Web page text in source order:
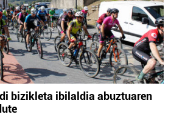
bizikleta ibilaldia abuztuaren